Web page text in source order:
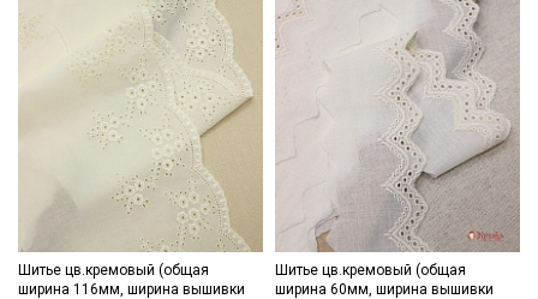
Шитье цв.кремовый (общая
ширина 116мм, ширина вышивки
Шитье цв.кремовый (общая
ширина 60мм, ширина вышивки
Секретная рассылка от Купава
Мы публикуем здесь дополнительные
промокоды и скидки до 30% на узкие
категории тканей
Электронная почта